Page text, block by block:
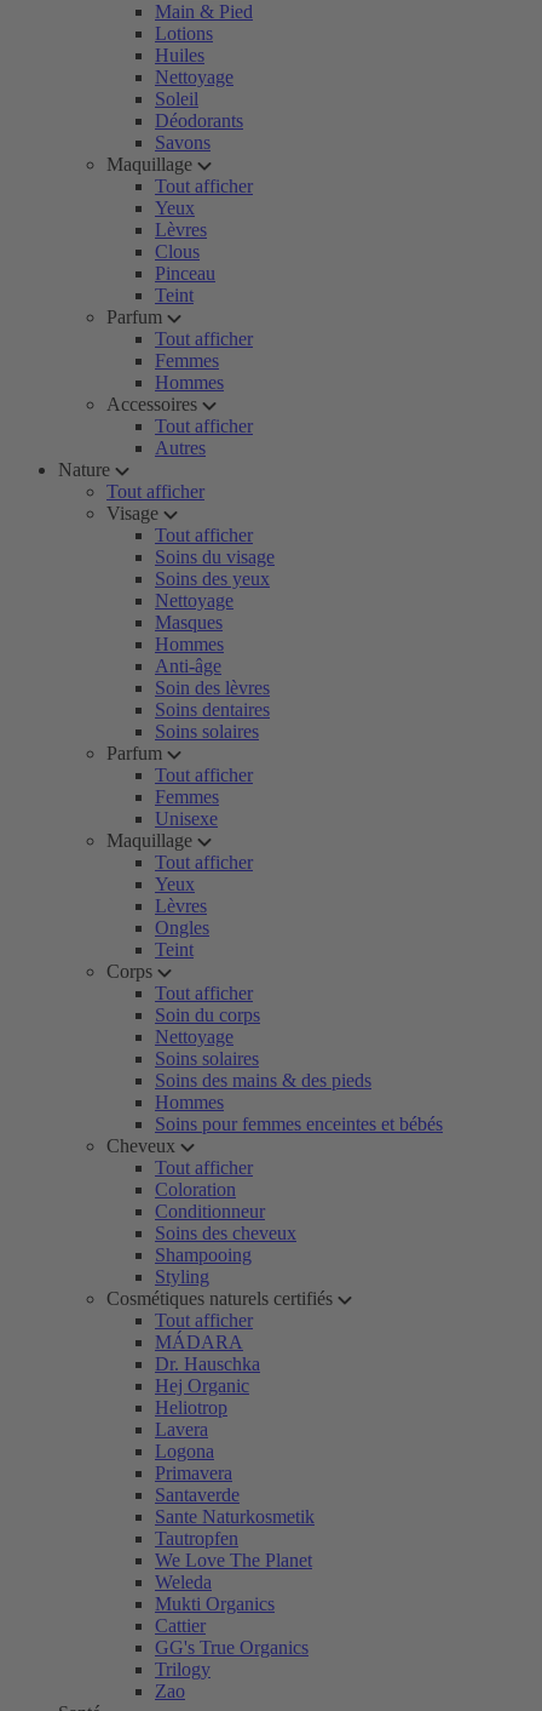
Main & Pied
Lotions
Huiles
Nettoyage
Soleil
Déodorants
Savons
Maquillage
Tout afficher
Yeux
Lèvres
Clous
Pinceau
Teint
Parfum
Tout afficher
Femmes
Hommes
Accessoires
Tout afficher
Autres
Nature
Tout afficher
Visage
Tout afficher
Soins du visage
Soins des yeux
Nettoyage
Masques
Hommes
Anti-âge
Soin des lèvres
Soins dentaires
Soins solaires
Parfum
Tout afficher
Femmes
Unisexe
Maquillage
Tout afficher
Yeux
Lèvres
Ongles
Teint
Corps
Tout afficher
Soin du corps
Nettoyage
Soins solaires
Soins des mains & des pieds
Hommes
Soins pour femmes enceintes et bébés
Cheveux
Tout afficher
Coloration
Conditionneur
Soins des cheveux
Shampooing
Styling
Cosmétiques naturels certifiés
Tout afficher
MÁDARA
Dr. Hauschka
Hej Organic
Heliotrop
Lavera
Logona
Primavera
Santaverde
Sante Naturkosmetik
Tautropfen
We Love The Planet
Weleda
Mukti Organics
Cattier
GG's True Organics
Trilogy
Zao